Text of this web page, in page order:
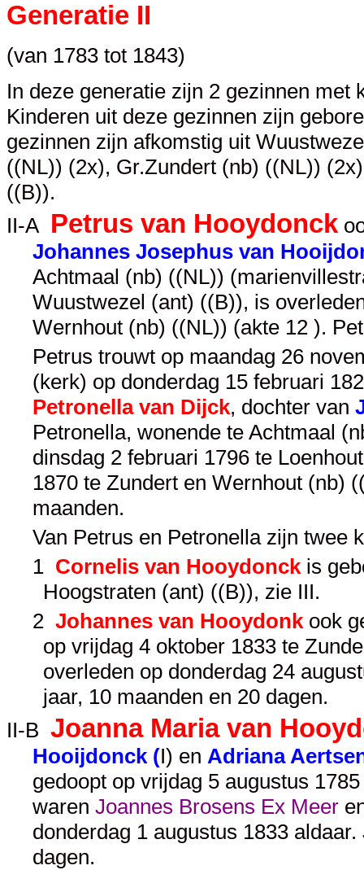
Generatie II
(van 1783 tot 1843)
In deze generatie zijn 2 gezinnen met
Kinderen uit deze gezinnen zijn
gezinnen zijn afkomstig uit
((NL)) (2x), Gr.Zundert (nb) ((NL))
((B)).
II-A Petrus van Hooydonck
Johannes Josephus van
Achtmaal (nb) ((NL))
Wuustwezel (ant) ((B)), is
Wernhout (nb) ((NL)) (akte 12 ).
Petrus trouwt op maandag 26
(kerk) op donderdag 15 februari
Petronella van Dijck, dochter van
Petronella, wonende te Achtmaal
dinsdag 2 februari 1796 te
1870 te Zundert en Wernhout (nb)
maanden.
Van Petrus en Petronella zijn twee
1 Cornelis van Hooydonck is
Hoogstraten (ant) ((B)), zie III.
2 Johannes van Hooydonk ook
op vrijdag 4 oktober 1833 te
overleden op donderdag 24
jaar, 10 maanden en 20 dagen.
II-B Joanna Maria van
Hooijdonck (I) en Adriana
gedoopt op vrijdag 5 augustus
waren Joannes Brosens Ex Meer
donderdag 1 augustus 1833
dagen.